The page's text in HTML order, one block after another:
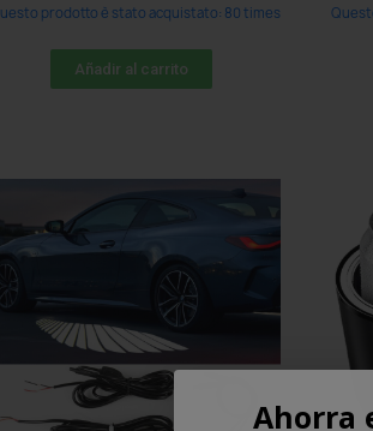
prodotto è stato acquistato: 80 times
Añadir al carrito
Ahorra